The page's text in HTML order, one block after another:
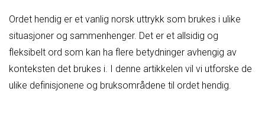
Ordet hendig er et vanlig norsk uttrykk som brukes i ulike
situasjoner og sammenhenger. Det er et allsidig og
fleksibelt ord som kan ha flere betydninger avhengig av
konteksten det brukes i. I denne artikkelen vil vi utforske de
ulike definisjonene og bruksområdene til ordet hendig.